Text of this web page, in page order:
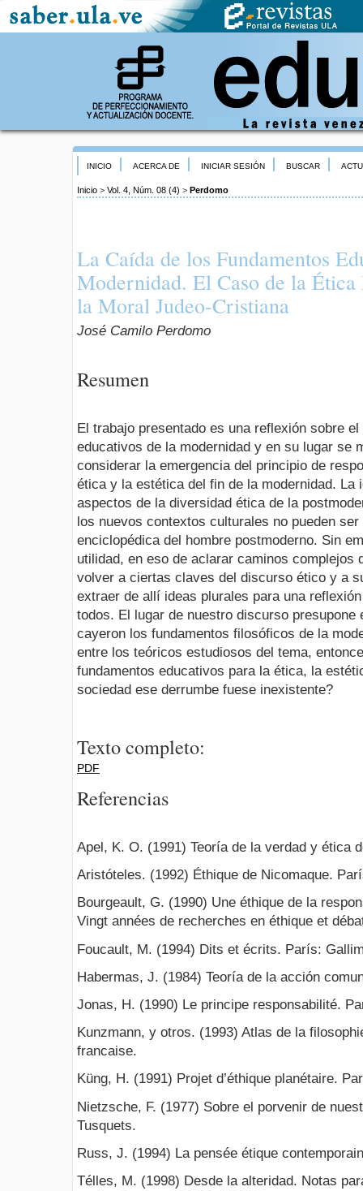
INICIO ACERCA DE INICIAR SESIÓN BUSCAR
Inicio > Vol. 4, Núm. 08 (4) > Perdomo
La Caída de los Fundamentos
Modernidad. El Caso de la Ética
la Moral Judeo-Cristiana
José Camilo Perdomo
Resumen
El trabajo presentado es una reflexión sobre
educativos de la modernidad y en su lugar se
considerar la emergencia del principio de
ética y la estética del fin de la modernidad. La
aspectos de la diversidad ética de la
los nuevos contextos culturales no pueden
enciclopédica del hombre postmoderno. Sin
utilidad, en eso de aclarar caminos complejos
volver a ciertas claves del discurso ético y a
extraer de allí ideas plurales para una
todos. El lugar de nuestro discurso
cayeron los fundamentos filosóficos de la
entre los teóricos estudiosos del tema,
fundamentos educativos para la ética, la
sociedad ese derrumbe fuese inexistente?
Texto completo:
PDF
Referencias
Apel, K. O. (1991) Teoría de la verdad y ética
Aristóteles. (1992) Éthique de Nicomaque.
Bourgeault, G. (1990) Une éthique de la
Vingt années de recherches en éthique et
Foucault, M. (1994) Dits et écrits. París:
Habermas, J. (1984) Teoría de la acción
Jonas, H. (1990) Le principe responsabilité.
Kunzmann, y otros. (1993) Atlas de la
francaise.
Küng, H. (1991) Projet d’éthique planétaire.
Nietzsche, F. (1977) Sobre el porvenir de
Tusquets.
Russ, J. (1994) La pensée étique
Télles, M. (1998) Desde la alteridad. Notas